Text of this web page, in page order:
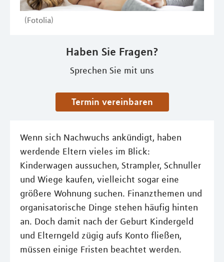
(Fotolia)
Haben Sie Fragen?
Sprechen Sie mit uns
Termin vereinbaren
Wenn sich Nachwuchs ankündigt, haben
werdende Eltern vieles im Blick:
Kinderwagen aussuchen, Strampler, Schnuller
und Wiege kaufen, vielleicht sogar eine
größere Wohnung suchen. Finanzthemen und
organisatorische Dinge stehen häufig hinten
an. Doch damit nach der Geburt Kindergeld
und Elterngeld zügig aufs Konto fließen,
müssen einige Fristen beachtet werden.